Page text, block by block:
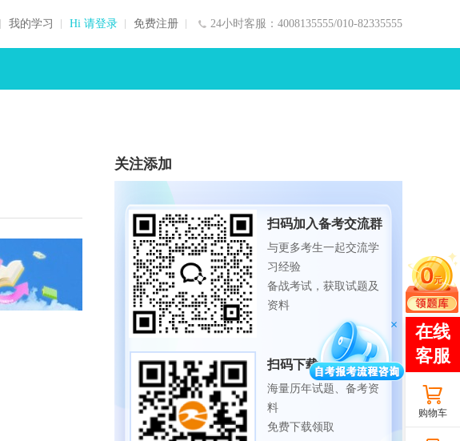
24小时客服：4008135555/010-82335555
我的学习 Hi 请登录 免费注册
关注添加
扫码加入备考交流群
与更多考生一起交流学
习经验
备战考试，获取试题及
资料
扫码下载APP
海量历年试题、备考资
料
免费下载领取
购物车